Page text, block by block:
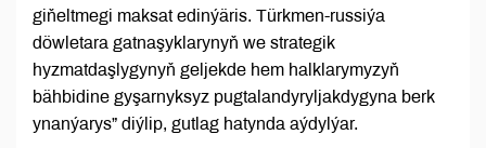
giňeltmegi maksat edinýäris. Türkmen-russiýa
döwletara gatnaşyklarynyň we strategik
hyzmatdaşlygynyň geljekde hem halklarymyzyň
bähbidine gyşarnyksyz pugtalandyryljakdygyna berk
ynanýarys” diýlip, gutlag hatynda aýdylýar.